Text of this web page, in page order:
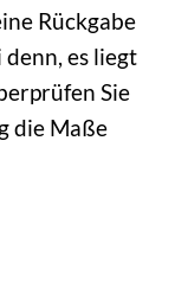
Rückgabe
denn, es liegt
Sie
die Maße